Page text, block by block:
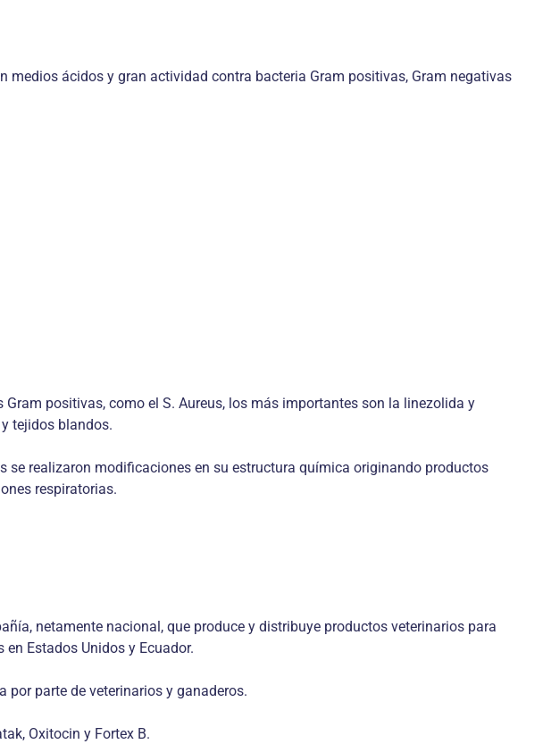
ácidos y gran actividad contra bacteria Gram positivas, Gram negativas
positivas, como el S. Aureus, los más importantes son la linezolida y
tejidos blandos.
realizaron modificaciones en su estructura química originando productos
respiratorias.
netamente nacional, que produce y distribuye productos veterinarios para
Estados Unidos y Ecuador.
parte de veterinarios y ganaderos.
Oxitocin y Fortex B.